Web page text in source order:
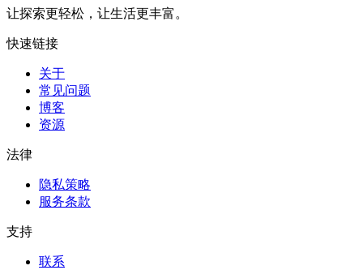
让探索更轻松，让生活更丰富。
快速链接
关于
常见问题
博客
资源
法律
隐私策略
服务条款
支持
联系